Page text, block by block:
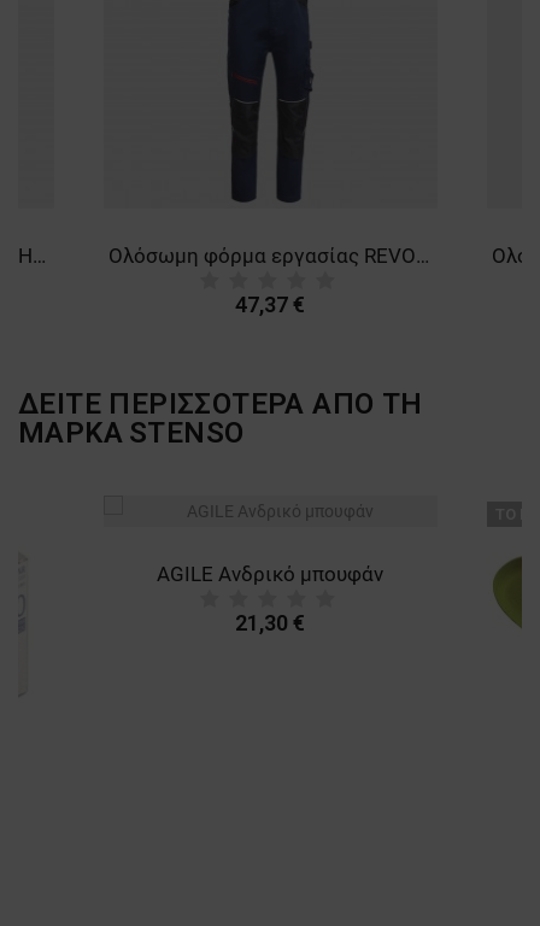
Φόρμα εργασίας PRIMO HV LIGHT STRETCH ORANGE Ολόσωμη φόρμα εργασίας REVOLT 4STRETCH DARK BLUE/BLACK/RED
47,37 €
ΔΕΙΤΕ ΠΕΡΙΣΣΟΤΕΡΑ ΑΠΟ ΤΗ
ΜΑΡΚΑ STENSO
AGILE Ανδρικό μπουφάν
21,30 €